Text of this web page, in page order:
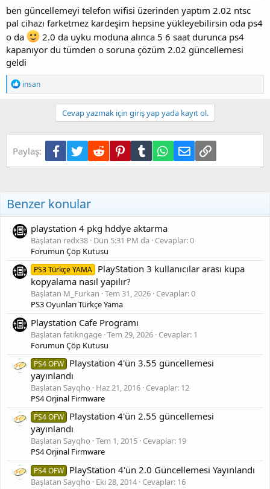
ben güncellemeyi telefon wifisi üzerinden yaptım 2.02 ntsc
pal cihazı farketmez kardeşim hepsine yükleyebilirsin oda ps4
o da
2.0 da uyku moduna alınca 5 6 saat durunca ps4
kapanıyor du tümden o soruna çözüm 2.02 güncellemesi
geldi
T
e
p
r
:
insan
Cevap yazmak için giriş yap yada kayıt ol.
Paylaş: Facebook
TwitterReddit PinterestTumblr WhatsApp
E-postaLink
Benzer konular
playstation 4 pkg hddye aktarma
Başlatan redx38 Dün 5:31 PM da Cevaplar: 0
Forumun Çöp Kutusu
PS3 Türkçe YAMA PlayStation 3 kullanıcılar arası kupa
kopyalama nasıl yapılır?
Başlatan M_Furkan Tem 31, 2026 Cevaplar: 0
PS3 Oyunları Türkçe Yama
Playstation Cafe Programı
Başlatan fatikngage Tem 29, 2026 Cevaplar: 1
Forumun Çöp Kutusu
PS4 OFW Playstation 4'ün 3.55 güncellemesi
yayınlandı
Başlatan Sayqho Haz 21, 2016 Cevaplar: 12
PS4 Orjinal Firmware
PS4 OFW Playstation 4'ün 2.55 güncellemesi
yayınlandı
Başlatan Sayqho Tem 1, 2015 Cevaplar: 19
PS4 Orjinal Firmware
PS4 OFW PlayStation 4'ün 2.0 Güncellemesi Yayınlandı
Başlatan Sayqho Eki 28, 2014 Cevaplar: 16